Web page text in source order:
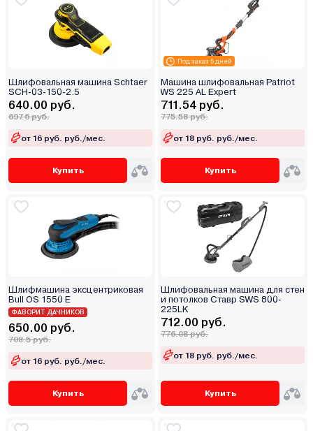
Шлифовальная машина Schtaer
SCH-03-150-2.5
640.00 руб.
697.6 руб.
от 16 руб. руб./мес.
Купить
Под заказ 5 дней
Машина шлифовальная Patriot
WS 225 AL Expert
711.54 руб.
775.58 руб.
от 18 руб. руб./мес.
Купить
Шлифмашина эксцентриковая
Bull OS 1550 E
ФАВОРИТ ДАЧНИКОВ
650.00 руб.
708.5 руб.
от 16 руб. руб./мес.
Купить
Шлифовальная машина для стен
и потолков Ставр SWS 800-
225LK
712.00 руб.
776.08 руб.
от 18 руб. руб./мес.
Купить